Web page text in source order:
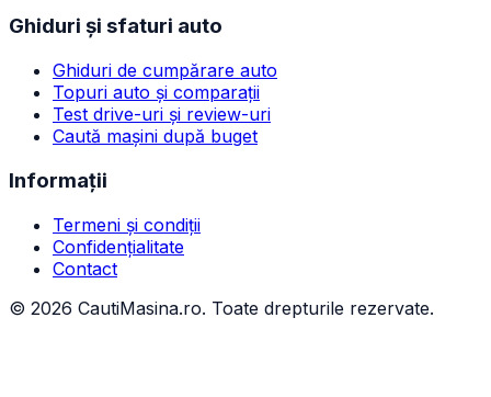
Ghiduri și sfaturi auto
Ghiduri de cumpărare auto
Topuri auto și comparații
Test drive-uri și review-uri
Caută mașini după buget
Informații
Termeni și condiții
Confidențialitate
Contact
© 2026 CautiMasina.ro. Toate drepturile rezervate.